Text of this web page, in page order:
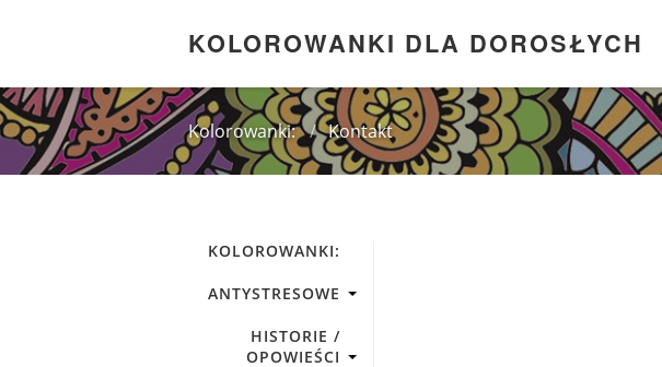
KOLOROWANKI DLA DOROSŁYCH
Kolorowanki: / Kontakt
KOLOROWANKI:
ANTYSTRESOWE
HISTORIE /
OPOWIEŚCI